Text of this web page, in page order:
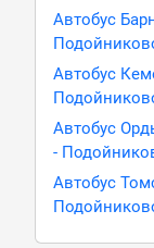
Автобус
Автобус
Автобус
-
Автобус